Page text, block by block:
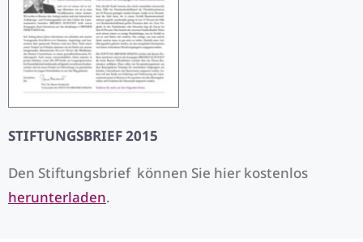
STIFTUNGSBRIEF 2015
Den Stiftungsbrief können Sie hier kostenlos
herunterladen.